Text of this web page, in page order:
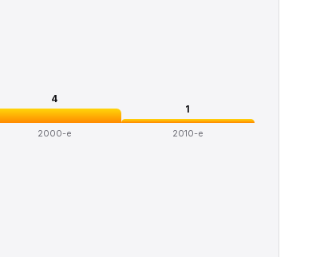
4
2000-е
1
2010-е